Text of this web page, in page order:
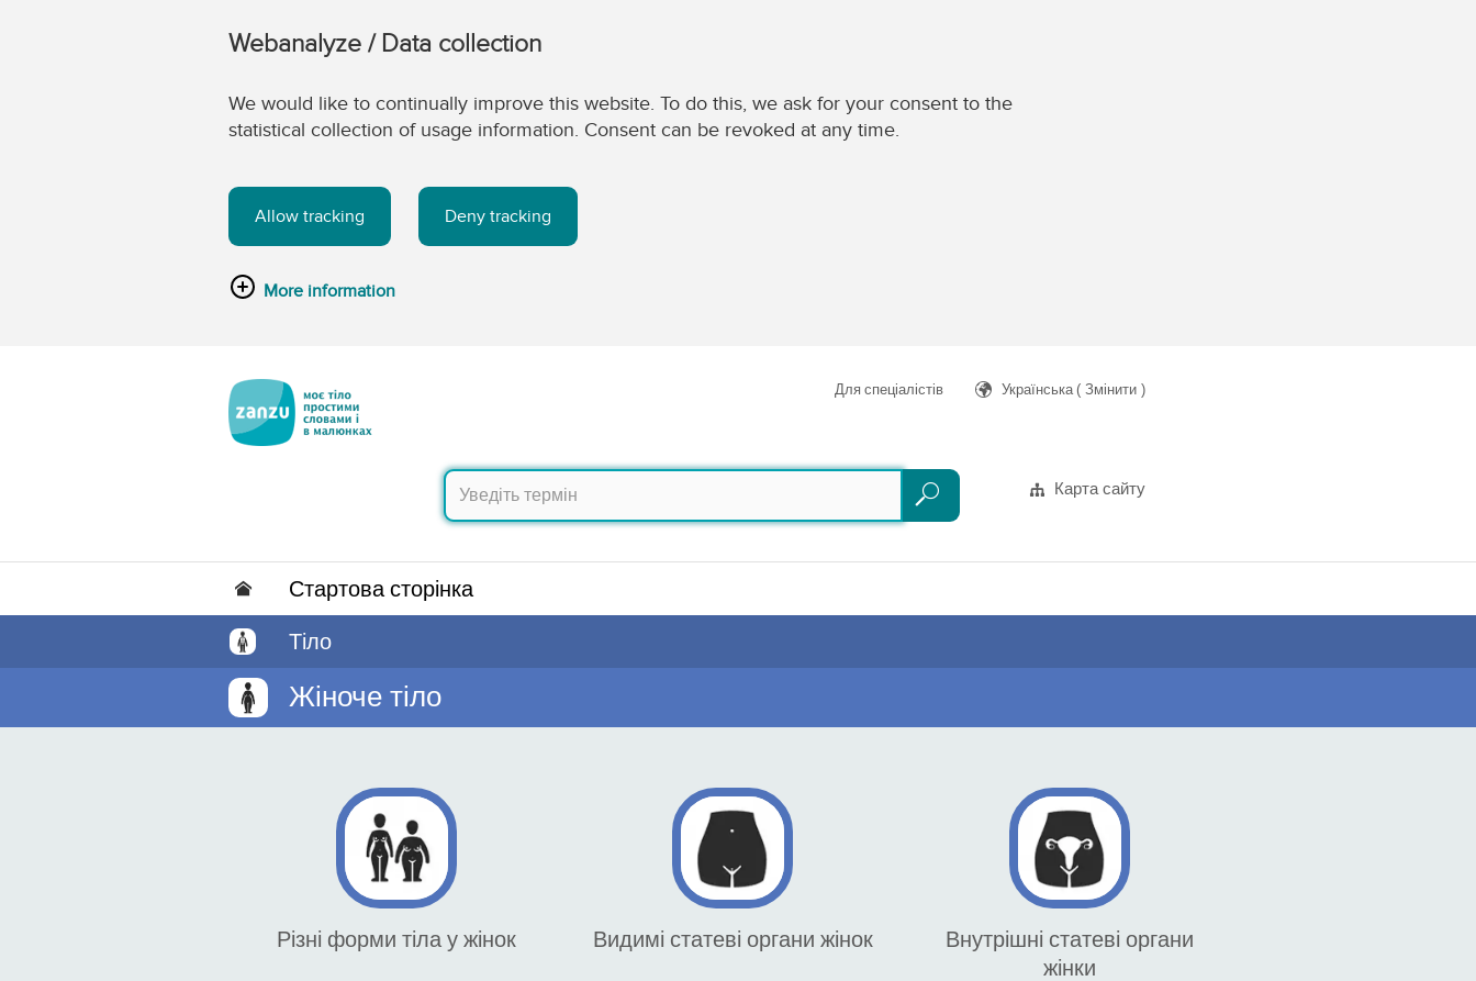
Webanalyze / Data collection
We would like to continually improve this website. To do this, we ask for your consent to the
statistical collection of usage information. Consent can be revoked at any time.
Allow tracking Deny tracking
More information
Для спеціалістів Українська ( Змінити )
Пошук
Пошук
Карта сайту
Стартова сторінка
Тіло
Жіноче тіло
Різні форми тіла у жінок Видимі статеві органи жінок
Внутрішні статеві органи
жінки